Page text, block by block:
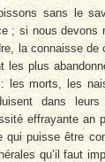
sans le
; si nous
la connaisse
les plus
les morts, les
dans
effrayante an
qui puisse être
qu’il faut